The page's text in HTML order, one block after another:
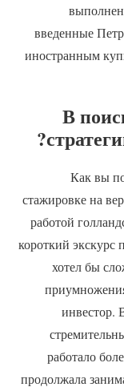
введенные
иностранным
В
Как вы
стажировке на
работой
короткий экскурс
хотел бы
инвестор.
работало
продолжала